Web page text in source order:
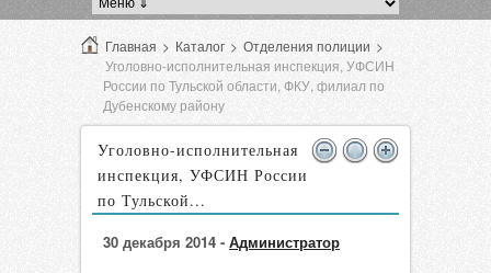
Главная > Каталог > Отделения полиции >
Уголовно-исполнительная инспекция, УФСИН
России по Тульской области, ФКУ, филиал по
Дубенскому району
Уголовно-исполнительная
инспекция, УФСИН России
по Тульской...
30 декабря 2014 - Администратор